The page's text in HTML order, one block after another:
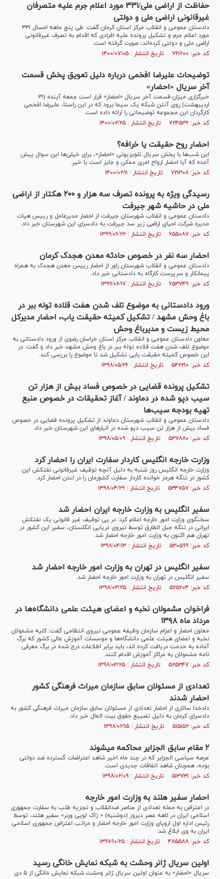
حفاظت از اراضی ملی/۳۳۱ مورد اعلام جرم علیه متصرفان
غیرقانونی اراضی ملی و دولتی
دادستان عمومی و انقلاب مرکز استان کرمان گفت: طی پنج ماهه امسال ۳۳۱
مورد اعلام جرم و تشکیل پرونده علیه افرادی که اقدام به تصرف غیرقانونی
اراضی ملی و دولتی کرده‌اند، صورت گرفته است.
کد خبر: ۷۶۱۲۰۰ تاریخ انتشار : ۱۴۰۰/۰۷/۰۵
توضیحات علیرضا افخمی درباره دلیل تعویق پخش قسمت
آخر سریال «احضار»
خبرگزاری میزان-قسمت آخر سریال «احضار» قرار است جمعه آینده (۳۱
اردیبهشت) روی آنتن شبکه یک سیما برود که در این راستا، علیرضا افخمی
کارگردان این مجموعه توضیحاتی را ارائه داده است.
کد خبر: ۷۲۴۵۳۶ تاریخ انتشار : ۱۴۰۰/۰۲/۲۵
احضار روح حقیقت یا خرافه؟
این شب‌ها با پخش سریال تلویزیونی «احضار»، برای خیلی‌ها این سوال پیش
آمده که آیا احضار ارواح امری ممکن و جایز است یا خیر.
کد خبر: ۷۲۱۳۰۸ تاریخ انتشار : ۱۴۰۰/۰۲/۱۱
رسیدگی ویژه به پرونده تصرف سه هزار و ۲۰۰ هکتار از اراضی
ملی در حاشیه شهر جیرفت
دادستان عمومی و انقلاب شهرستان جیرفت از احضار مدیرعامل و رییس هیات
مدیره شرکت احیای اراضی زیر سد جیرفت به دادسرای این شهرستان خبر داد.
کد خبر: ۶۵۵۰۸۷ تاریخ انتشار : ۱۳۹۹/۰۶/۲۲
احضار سه نفر در خصوص حادثه معدن هجدک کرمان
دادستان عمومی و انقلاب شهرستان راور از احضار رییس معدن هجدک به همراه
پیمانکار و سرپرست کارگاه به دادستانی خبر داد.
کد خبر: ۶۵۳۷۴۹ تاریخ انتشار : ۱۳۹۹/۰۶/۱۷
ورود دادستانی به موضوع تلف شدن هفت قلاده توله ببر در
باغ وحش مشهد / تشکیل کمیته حقیقت یاب، احضار مدیرکل
محیط زیست و مدیرباغ وحش
معاون دادستان عمومی و انقلاب مرکز استان خراسان رضوی از ورود دادستانی به
موضوع تلف شدن هفت قلاده توله ببر در باغ وحش مشهد خبر داد و گفت: در
این خصوص کمیته حقیقت یابی تشکیل شد تا موضوع را بررسی کند.
کد خبر: ۵۴۲۲۱۰ تاریخ انتشار : ۱۳۹۸/۰۵/۲۶
تشکیل پرونده قضایی در خصوص فساد بیش از هزار تن
سیب دپو شده در دماوند / آغاز تحقیقات در خصوص منبع
تهیه بودجه سیب‌ها
دادستان عمومی و انقلاب شهرستان دماوند از تشکیل پرونده قضایی در خصوص
فساد بیش از هزار تن سیب دپو شده در انبار‌های این شهرستان خبر داد.
کد خبر: ۵۳۷۸۸۰ تاریخ انتشار : ۱۳۹۸/۰۵/۰۹
وزارت خارجه انگلیس کاردار سفارت ایران را احضار کرد
وزارت خارجه انگلیس روز شنبه به دلیل آنچه توقیف غیرقانونی نفتکش این
کشور در تنگه هرمز خوانده کاردار سفارت کشورمان را در لندن احضار کرد.
کد خبر: ۵۳۴۷۵۷ تاریخ انتشار : ۱۳۹۸/۰۴/۲۹
سفیر انگلیس به وزارت خارجه ایران احضار شد
سخنگوی وزارت امور خارجه اعلام کرد: در پی توقیف غیر قانونی یک نفتکش
ایرانی در تنگه جبل الطارق توسط نیروی دریایی انگلستان، سفیر این کشور در
تهران هم اکنون به وزارت امور خارجه احضار شد.
کد خبر: ۵۳۰۵۹۹ تاریخ انتشار : ۱۳۹۸/۰۴/۱۳
سفیر انگلیس در تهران به وزارت امور خارجه احضار شد
سفیر انگلیس در تهران به وزارت امور خارجه احضار شد.
کد خبر: ۵۲۵۶۰۴ تاریخ انتشار : ۱۳۹۸/۰۳/۲۵
فراخوان مشمولان نخبه و اعضای هیئت علمی دانشگاه‌ها در
مرداد ماه ۱۳۹۸
معاون احضار و اعزام سازمان وظیفه عمومی نیروی انتظامی گفت: کلیه مشمولان
نخبه و اعضای هیئت علمی دانشگاه‌ها و موسسات آموزش عالی کشور که برگ
آماده به خدمت دریافت کرده اند، باید برابر اطلاعات درج شده در برگ معرفی
نامه مشمولان به مراکز آموزش اقدام کنند.
کد خبر: ۵۲۵۳۴۷ تاریخ انتشار : ۱۳۹۸/۰۳/۲۵
تعدادی از مسئولان سابق سازمان میراث فرهنگی کشور
احضار شدند
دادخدا سالاری از احضار تعدادی از مسئولان سابق سازمان میراث فرهنگی کشور به
دادسرای کرمان به دلیل تضییع حقوق بیت المال خبر داد.
کد خبر: ۵۱۵۱۵۲ تاریخ انتشار : ۱۳۹۸/۰۲/۱۵
۲ مقام سابق الجزایر محاکمه می‎شوند
عرصه سیاسی الجزایر که در چند ماه اخیر شاهد اعتراضات گسترده ضد دولتی
بوده، همچنان شاهد اتفاقات جدیدی است.
کد خبر: ۵۱۳۷۳۱ تاریخ انتشار : ۱۳۹۸/۰۲/۰۹
احضار سفیر هلند به وزارت امور خارجه
در اعتراض به حمله تعدادی از عناصر ضدانقلاب و تجزیه طلب به سفارت جمهوری
اسلامی ایران در لاهه عصر دیروز (دوشنبه) « ژاک لویی ورنر» سفیر هلند، توسط
رئیس اداره اول اروپای وزارت امور خارجه احضار و مراتب اعتراض جمهوری اسلامی
ایران به وی ابلاغ شد.
کد خبر: ۴۸۵۵۸۸ تاریخ انتشار : ۱۳۹۷/۱۰/۲۵
اولین سریال ژانر وحشت به شبکه نمایش خانگی رسید
سریال «احضار» به‌ عنوان اولین سریال ژانر وحشت شبکه نمایش خانگی از ۵ دی